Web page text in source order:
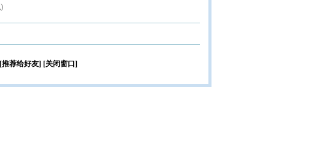
[推荐给好友] [关闭窗口]